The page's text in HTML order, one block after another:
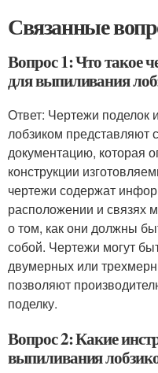
Связанные
Вопрос 1: Что такое
для выпиливания
Ответ: Чертежи
лобзиком представляют
документацию, которая
конструкции
чертежи содержат
расположении и связях
о том, как они должны
собой. Чертежи могут
двумерных или
позволяют
поделку.
Вопрос 2: Какие
выпиливания